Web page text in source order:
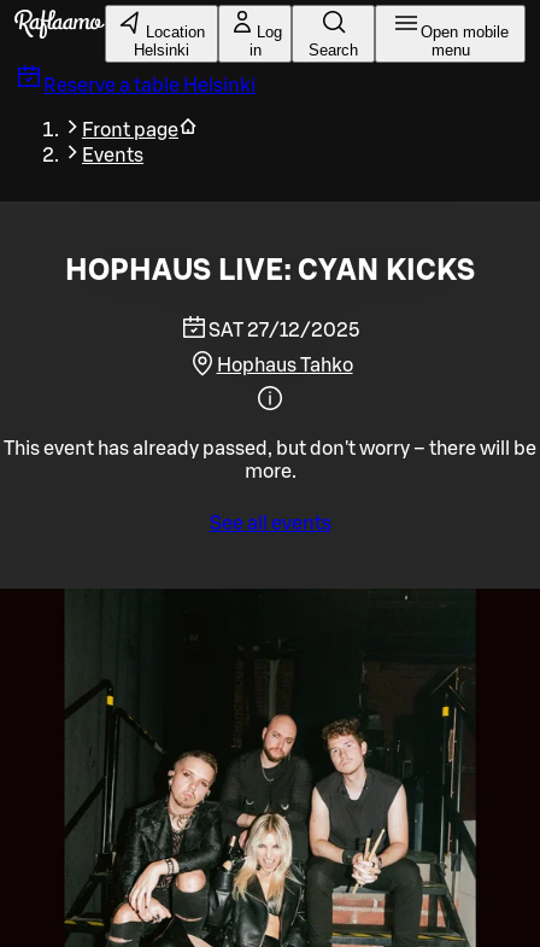
Skip to main content
Location
Helsinki
Log
in
Search
Open mobile
menu
Reserve a table Helsinki
Front page
Events
HOPHAUS LIVE: CYAN KICKS
SAT 27/12/2025
Hophaus Tahko
This event has already passed, but don't worry – there will be
more.
See all events